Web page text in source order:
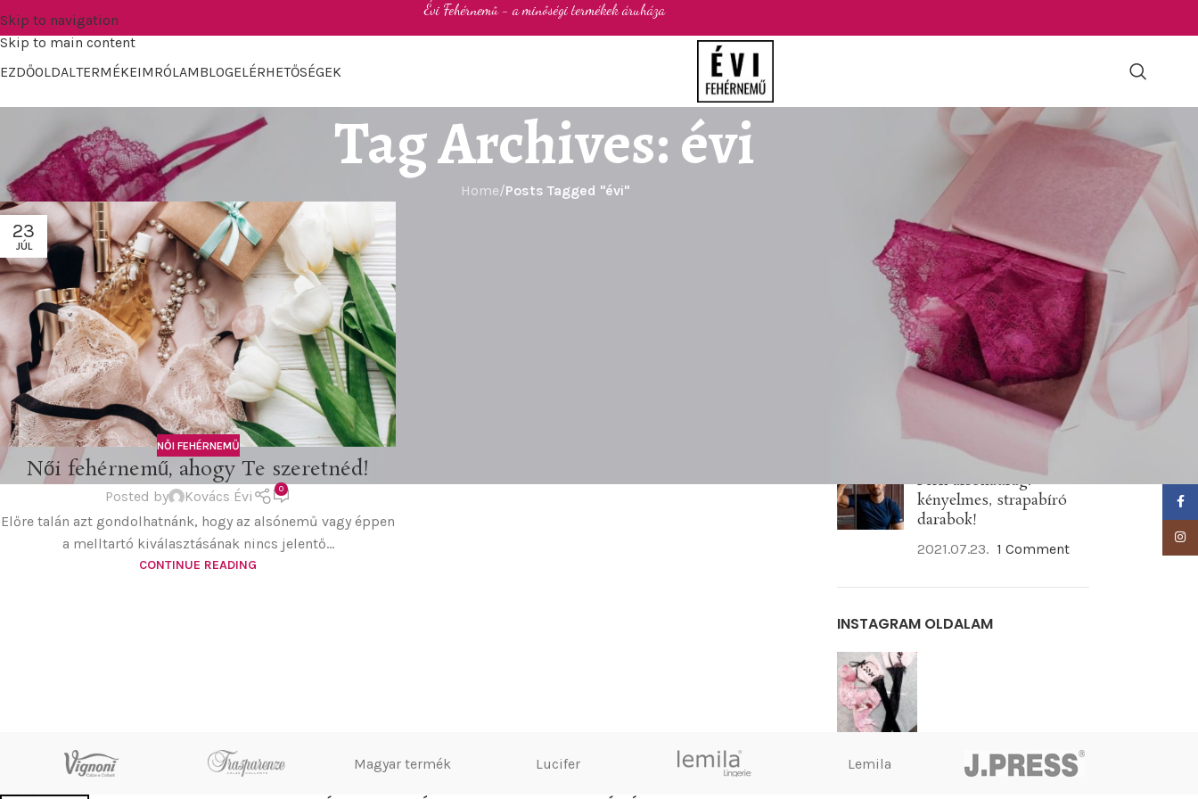
Skip to navigation
Skip to main content
Évi Fehérnemű - a minőségi termékek áruháza
TERMÉKEIMRÓLAMBLOGELÉRHETŐSÉGEK
Tag Archives: évi
Home/Posts Tagged "évi"
23
JÚL
NŐI FEHÉRNEMŰ
Női fehérnemű, ahogy Te szeretnéd!
Posted by Kovács Évi 0
Előre talán azt gondolhatnánk, hogy az alsónemű vagy éppen
a melltartó kiválasztásának nincs jelentő...
CONTINUE READING
Férfi fehérnemű
Női fehérnemű
LEGFRISEBB ÍRÁSOK
Női fehérnemű, ahogy Te
szeretnéd!
1 Comment
Férfi alsónadrág:
kényelmes, strapabíró
darabok!
2021.07.23. 1 Comment
INSTAGRAM OLDALAM
Magyar termék Lucifer Lemila